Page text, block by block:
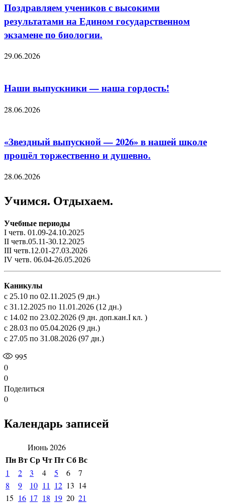
Поздравляем учеников с высокими
результатами на Едином государственном
экзамене по биологии.
29.06.2026
Наши выпускники — наша гордость!
28.06.2026
«Звездный выпускной — 2026» в нашей школе
прошёл торжественно и душевно.
28.06.2026
Учимся. Отдыхаем.
Учебные периоды
I четв. 01.09-24.10.2025
II четв.05.11-30.12.2025
III четв.12.01-27.03.2026
IV четв. 06.04-26.05.2026
Каникулы
с 25.10 по 02.11.2025 (9 дн.)
с 31.12.2025 по 11.01.2026 (12 дн.)
с 14.02 по 23.02.2026 (9 дн. доп.кан.I кл. )
с 28.03 по 05.04.2026 (9 дн.)
с 27.05 по 31.08.2026 (97 дн.)
995
0
0
Поделиться
0
Календарь записей
Июнь 2026
ПнВтСрЧтПтСбВс
1 2 3 4 5 6
7
8
9 10 11 12 13 14
15 16 17 18 19 20 21